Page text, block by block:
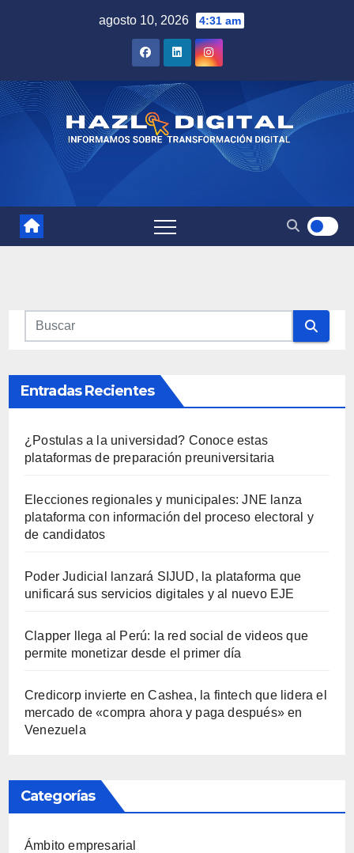
agosto 10, 2026 4:31 am
Entradas Recientes
¿Postulas a la universidad? Conoce estas
plataformas de preparación preuniversitaria
Elecciones regionales y municipales: JNE lanza
plataforma con información del proceso electoral y
de candidatos
Poder Judicial lanzará SIJUD, la plataforma que
unificará sus servicios digitales y al nuevo EJE
Clapper llega al Perú: la red social de videos que
permite monetizar desde el primer día
Credicorp invierte en Cashea, la fintech que lidera el
mercado de «compra ahora y paga después» en
Venezuela
Categorías
Ámbito empresarial